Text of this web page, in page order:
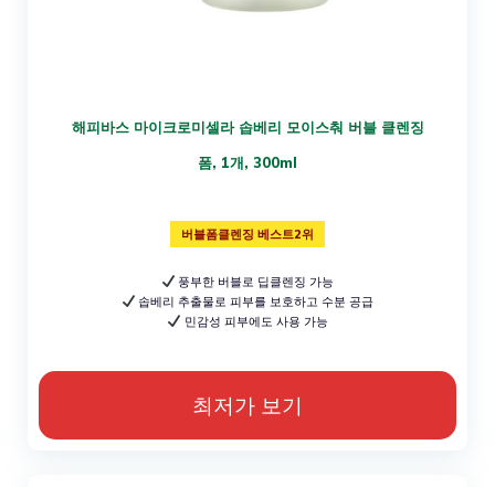
해피바스 마이크로미셀라 솝베리 모이스춰 버블 클렌징
폼, 1개, 300ml
버블폼클렌징 베스트2위
풍부한 버블로 딥클렌징 가능
솝베리 추출물로 피부를 보호하고 수분 공급
민감성 피부에도 사용 가능
최저가 보기